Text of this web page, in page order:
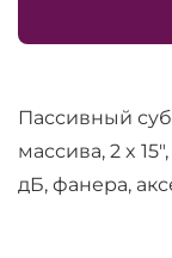
Пассивный
массива, 2 x
дБ, фанера,